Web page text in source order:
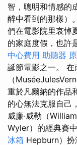
智，聰明和情感的
醉中看到的那樣）。
們在電影院里哀悼
的家庭度假，也許
中心費用 助聽器
誕節電影之一。 在
（
重於凡爾納的作品
的心無法克服自己
威廉·威勒（William
Wyler）的經典賽
冰箱 Hepburn）扮